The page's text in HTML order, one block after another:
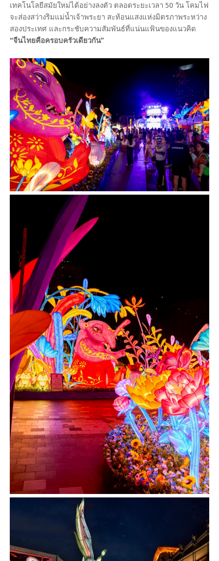
เทคโนโลยีสมัยใหม่ได้อย่างลงตัว ตลอดระยะเวลา 50 วัน โคมไฟ
จะส่องสว่างริมแม่น้ำเจ้าพระยา สะท้อนแสงแห่งมิตรภาพระหว่าง
สองประเทศ และกระชับความสัมพันธ์ที่แน่นแฟ้นของแนวคิด
“จีนไทยคือครอบครัวเดียวกัน”